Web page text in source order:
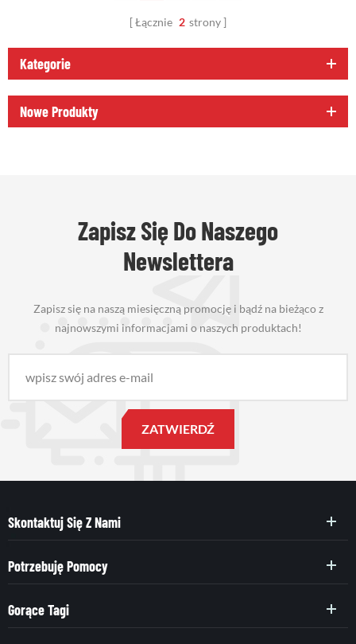
Łącznie 2 strony
Kategorie
Nowe Produkty
Zapisz Się Do Naszego
Newslettera
Zapisz się na naszą miesięczną promocję i bądź na bieżąco z
najnowszymi informacjami o naszych produktach!
Skontaktuj Się Z Nami
Potrzebuję Pomocy
Gorące Tagi